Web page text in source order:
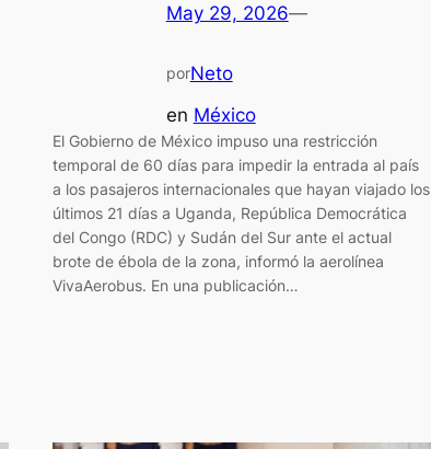
May 29, 2026—
porNeto
en México
El Gobierno de México impuso una restricción
temporal de 60 días para impedir la entrada al país
a los pasajeros internacionales que hayan viajado los
últimos 21 días a Uganda, República Democrática
del Congo (RDC) y Sudán del Sur ante el actual
brote de ébola de la zona, informó la aerolínea
VivaAerobus. En una publicación…